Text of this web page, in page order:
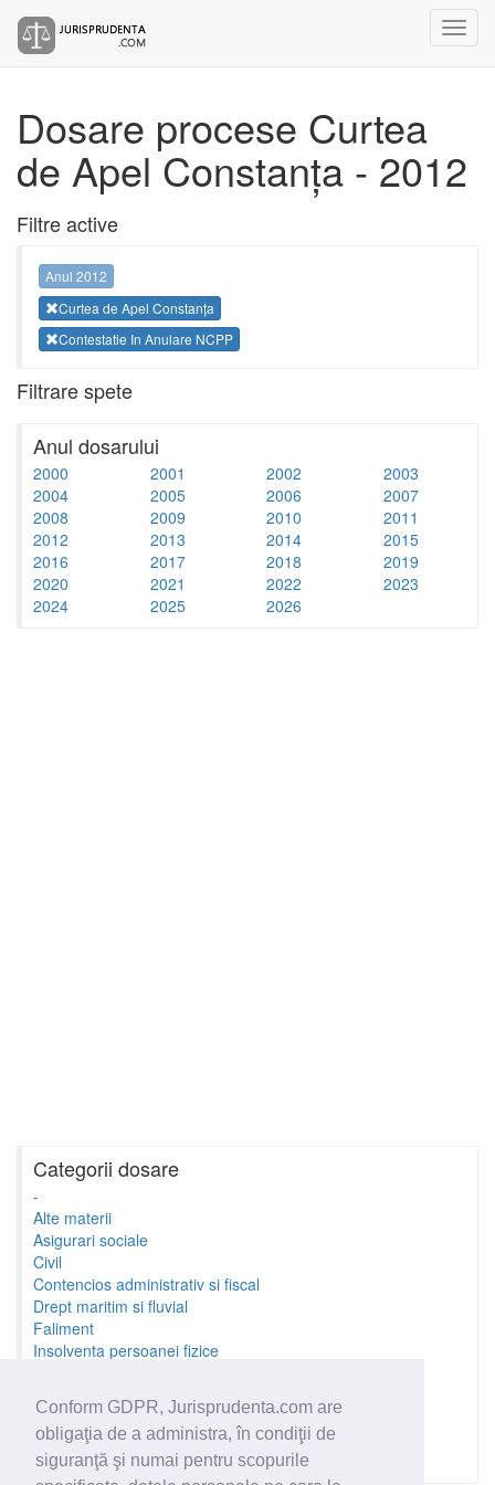
Conform GDPR, Jurisprudenta.com are
obligaţia de a administra, în condiţii de
siguranţă şi numai pentru scopurile
Dosare procese Curtea
de Apel Constanța - 2012
Filtre active
Anul 2012
Curtea de Apel Constanța
Contestatie In Anulare NCPP
Filtrare spete
Anul dosarului
2000 2001 2002
2003
2004
2005 2006
2007
2008
2009 2010
2011
2012
2013 2014
2015
2016
2017 2018
2019
2020
2021 2022
2023
2024
2025 2026
Categorii dosare
-
Alte materii
Asigurari sociale
Civil
Contencios administrativ si fiscal
Drept maritim si fluvial
Faliment
Insolventa persoanei fizice
Minori si familie
Penal
Proprietate Intelectuala